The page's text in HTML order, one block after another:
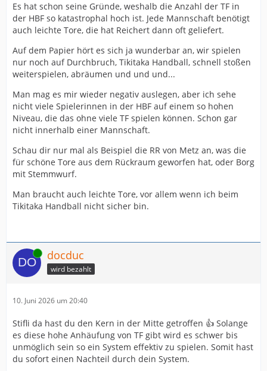
alleine macht. Aizawa und der Kreis unterstützen sie
sicher etwas. Für alleine fehlen ihr die schnelle Beine.
Es wird interessant wie es für sie in Bistrita läuft. Insb.
ob sie weiter nicht verteidigen muss. Bzw. ob sich eine
CL-Mannschaft das leisten kann.
Bei der HBF reden wir über eine Liga, wo man mit einer
soliden Defensive und einem Tempospiel Meister
werden konnte. Beides hat der THC nicht. Was auch an
den Abwehr-Angriff-Wechseln liegt. Aus meiner Sicht
hat Müller bei den Transfers auf diese Punkte geachtet.
Man benötigt niemanden, der 15 Buden macht, wenn
man besser verteidigt und mehr einfachere Tore macht.
Es hat schon seine Gründe, weshalb die Anzahl der TF in
der HBF so katastrophal hoch ist. Jede Mannschaft benötigt
auch leichte Tore, die hat Reichert dann oft geliefert.
Auf dem Papier hört es sich ja wunderbar an, wir spielen
nur noch auf Durchbruch, Tikitaka Handball, schnell stoßen
weiterspielen, abräumen und und und...
Man mag es mir wieder negativ auslegen, aber ich sehe
nicht viele Spielerinnen in der HBF auf einem so hohen
Niveau, die das ohne viele TF spielen können. Schon gar
nicht innerhalb einer Mannschaft.
Schau dir nur mal als Beispiel die RR von Metz an, was die
für schöne Tore aus dem Rückraum geworfen hat, oder Borg
mit Stemmwurf.
Man braucht auch leichte Tore, vor allem wenn ich beim
Tikitaka Handball nicht sicher bin.
Online docduc
wird bezahlt
10. Juni 2026 um 20:40
Stifli da hast du den Kern in der Mitte getroffen 👍 Solange
es diese hohe Anhäufung von TF gibt wird es schwer bis
unmöglich sein so ein System effektiv zu spielen. Somit hast
du sofort einen Nachteil durch dein System.